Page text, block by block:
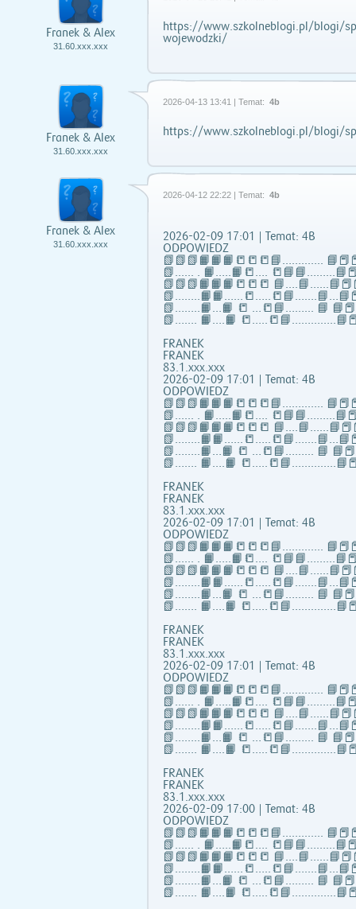
Franek & Alex
31.60.xxx.xxx
https://www.szkolneblogi.pl/blogi/
wojewodzki/
Franek & Alex
31.60.xxx.xxx
2026-04-13 13:41 | Temat: 4b
https://www.szkolneblogi.pl/blogi/
Franek & Alex
31.60.xxx.xxx
2026-04-12 22:22 | Temat: 4b
2026-02-09 17:01 | Temat: 4B
ODPOWIEDZ
📗📗📗📙📙📙📒📒📒📘……..…..
📗...... . 📙…..📙📒….
📗📗📗📙📙📙📒📒📒
📗……..📙…📙 📒 …📒📘……... 📘
📗……. 📙….📙
FRANEK
FRANEK
83.1.xxx.xxx
2026-02-09 17:01 | Temat: 4B
ODPOWIEDZ
📗📗📗📙📙📙📒📒📒📘……..…..
📗...... . 📙…..📙📒….
📗📗📗📙📙📙📒📒📒
📗……..📙…📙 📒 …📒📘……... 📘
📗……. 📙….📙
FRANEK
FRANEK
83.1.xxx.xxx
2026-02-09 17:01 | Temat: 4B
ODPOWIEDZ
📗📗📗📙📙📙📒📒📒📘……..…..
📗...... . 📙…..📙📒….
📗📗📗📙📙📙📒📒📒
📗……..📙…📙 📒 …📒📘……... 📘
📗……. 📙….📙
FRANEK
FRANEK
83.1.xxx.xxx
2026-02-09 17:01 | Temat: 4B
ODPOWIEDZ
📗📗📗📙📙📙📒📒📒📘……..…..
📗...... . 📙…..📙📒….
📗📗📗📙📙📙📒📒📒
📗……..📙…📙 📒 …📒📘……... 📘
📗……. 📙….📙
FRANEK
FRANEK
83.1.xxx.xxx
2026-02-09 17:00 | Temat: 4B
ODPOWIEDZ
📗📗📗📙📙📙📒📒📒📘……..…..
📗...... . 📙…..📙📒….
📗📗📗📙📙📙📒📒📒
📗……..📙…📙 📒 …📒📘……... 📘
📗……. 📙….📙